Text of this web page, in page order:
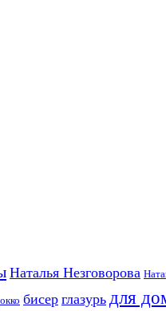
Наталья Незговорова
бисер глазурь для